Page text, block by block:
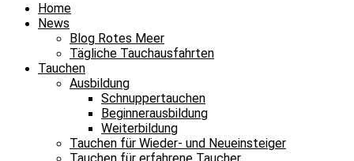
Home
News
Blog Rotes Meer
Tägliche Tauchausfahrten
Tauchen
Ausbildung
Schnuppertauchen
Beginnerausbildung
Weiterbildung
Tauchen für Wieder- und Neueinsteiger